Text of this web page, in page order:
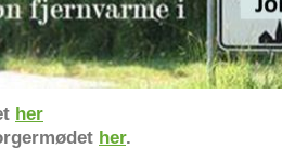
her
her.